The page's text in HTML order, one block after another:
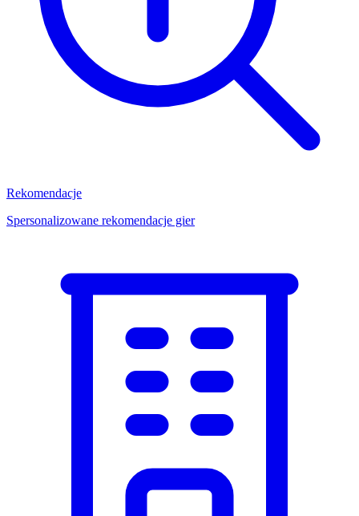
Rekomendacje
Spersonalizowane rekomendacje gier